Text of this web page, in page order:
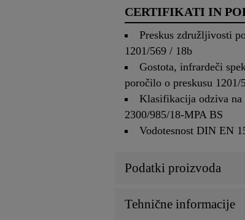
CERTIFIKATI IN
Preskus združljivosti
1201/569 / 18b
Gostota, infrardeči
poročilo o preskusu 1201/
Klasifikacija odziva
2300/985/18-MPA BS
Vodotesnost DIN EN
Podatki proizvoda
Tehnične informacije